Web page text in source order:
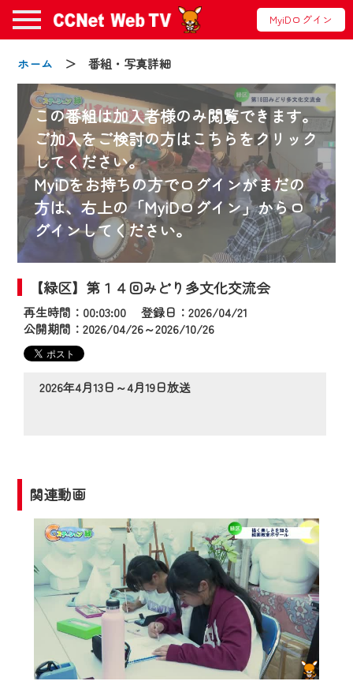
MyiDログイン
ホーム ＞ 番組・写真詳細
この番組は加入者様のみ閲覧できます。
ご加入をご検討の方はこちらをクリック
してください。
MyiDをお持ちの方でログインがまだの
方は、右上の「MyiDログイン」からロ
グインしてください。
【緑区】第１４回みどり多文化交流会
再生時間：00:03:00 登録日：2026/04/21
公開期間：2026/04/26～2026/10/26
2026年4月13日～4月19日放送
関連動画
お知らせ
2024/09/02
動画配信サービス『CCNet Web TV』は2024
年9月24日からリニューアルします！
【変更点】
◆デザイン変更により、お住まいの地域
の動画コンテンツが一目瞭然。
◆当社アプリやＰＣブラウザから、いつ
でも・どこでも・外出先でも！
2024年9月24日からはご加入者様へのサー
ビス向上のため、
『CCNet Web TV』を利用いただくには、
一部コンテンツを除き、
CCNetサービスへの加入と『CCNetマイ
ページ※』へのログインが必要となりま
す。
何卒、ご理解ご了承の程よろしくお願い
いたします。